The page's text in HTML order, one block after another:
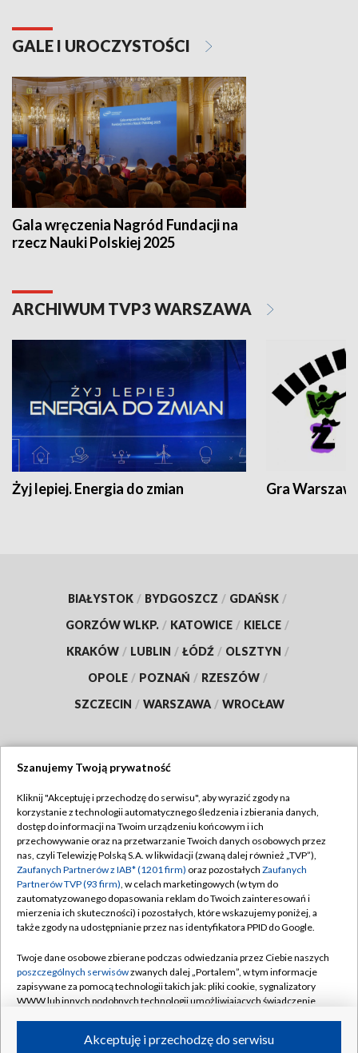
GALE I UROCZYSTOŚCI
Gala wręczenia Nagród Fundacji na
rzecz Nauki Polskiej 2025
ARCHIWUM TVP3 WARSZAWA
Żyj lepiej. Energia do zmian Gra
BIAŁYSTOK / BYDGOSZCZ / GDAŃSK /
GORZÓW WLKP. / KATOWICE / KIELCE /
KRAKÓW / LUBLIN / ŁÓDŹ / OLSZTYN /
OPOLE / POZNAŃ / RZESZÓW /
SZCZECIN / WARSZAWA / WROCŁAW
TVP
Abonament TVP
Emisja w TVP
Centrum informacji TVP
Naziemna Telewizja Cyfrowa
Rada Programowa
System NOS
Informacje o nadawcy
Program dla prasy
Regulamin TVP
Polityka prywatności
Moje zgody
Pomoc
Kontakt
Kanały
Szanujemy Twoją prywatność
Kliknij "Akceptuję i przechodzę do serwisu", aby wyrazić zgody na
korzystanie z technologii automatycznego śledzenia i zbierania danych,
dostęp do informacji na Twoim urządzeniu końcowym i ich
przechowywanie oraz na przetwarzanie Twoich danych osobowych przez
nas, czyli Telewizję Polską S.A. w likwidacji (zwaną dalej również „TVP”),
Zaufanych Partnerów z IAB* (1201 firm) oraz pozostałych Zaufanych
Partnerów TVP (93 firm), w celach marketingowych (w tym do
zautomatyzowanego dopasowania reklam do Twoich zainteresowań i
mierzenia ich skuteczności) i pozostałych, które wskazujemy poniżej, a
także zgody na udostępnianie przez nas identyfikatora PPID do Google.
Twoje dane osobowe zbierane podczas odwiedzania przez Ciebie naszych
poszczególnych serwisówzwanych dalej „Portalem”, w tym informacje
zapisywane za pomocą technologii takich jak: pliki cookie, sygnalizatory
WWW lub innych podobnych technologii umożliwiających świadczenie
ruchu w Internecie.Akceptuję i przechodzę do serwisu